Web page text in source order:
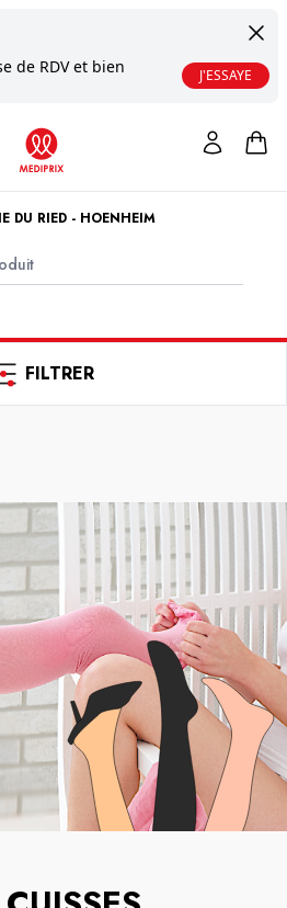
de RDV et bien
J'ESSAYE
DU RIED - HOENHEIM
FILTRER